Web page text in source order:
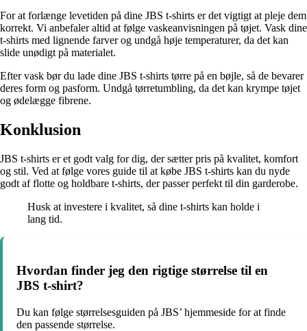
For at forlænge levetiden på dine JBS t-shirts er det vigtigt at pleje dem
korrekt. Vi anbefaler altid at følge vaskeanvisningen på tøjet. Vask dine
t-shirts med lignende farver og undgå høje temperaturer, da det kan
slide unødigt på materialet.
Efter vask bør du lade dine JBS t-shirts tørre på en bøjle, så de bevarer
deres form og pasform. Undgå tørretumbling, da det kan krympe tøjet
og ødelægge fibrene.
Konklusion
JBS t-shirts er et godt valg for dig, der sætter pris på kvalitet, komfort
og stil. Ved at følge vores guide til at købe JBS t-shirts kan du nyde
godt af flotte og holdbare t-shirts, der passer perfekt til din garderobe.
Husk at investere i kvalitet, så dine t-shirts kan holde i
lang tid.
Hvordan finder jeg den rigtige størrelse til en
JBS t-shirt?
Du kan følge størrelsesguiden på JBS’ hjemmeside for at finde
den passende størrelse.